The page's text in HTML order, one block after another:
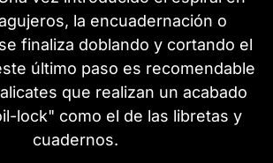
la encuadernación o
finaliza doblando y cortando el
último paso es recomendable
que realizan un acabado
lock" como el de las libretas y
cuadernos.